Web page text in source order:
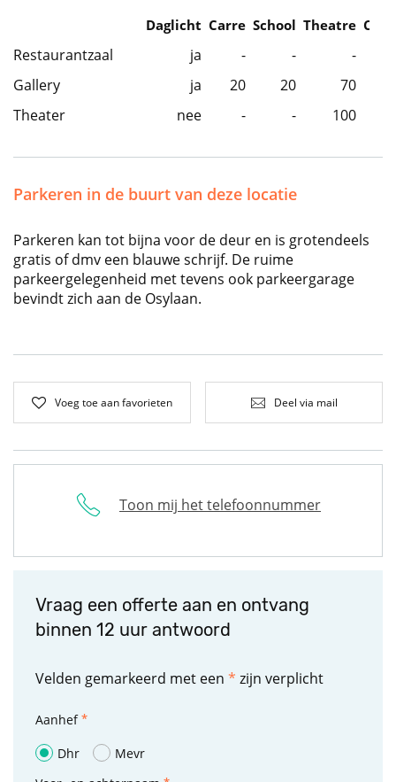
Daglicht Carre School Theatre
Restaurantzaal ja - -
-
Gallery
ja 20 20
70
Theater
nee - - 100
Parkeren in de buurt van deze locatie
Parkeren kan tot bijna voor de deur en is grotendeels
gratis of dmv een blauwe schrijf. De ruime
parkeergelegenheid met tevens ook parkeergarage
bevindt zich aan de Osylaan.
Voeg toe aan favorieten Deel via mail
Toon mij het telefoonnummer
Vraag een offerte aan en ontvang
binnen 12 uur antwoord
Velden gemarkeerd met een * zijn verplicht
Aanhef
Dhr
Mevr